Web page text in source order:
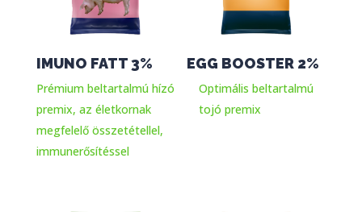
IMUNO FATT 3%
Prémium beltartalmú hízó
premix, az életkornak
megfelelő összetétellel,
immunerősítéssel
EGG BOOSTER 2%
Optimális beltartalmú
tojó premix